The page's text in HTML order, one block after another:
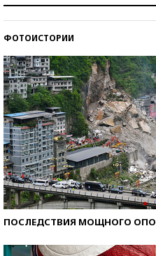
ФОТОИСТОРИИ
ПОСЛЕДСТВИЯ МОЩНОГО